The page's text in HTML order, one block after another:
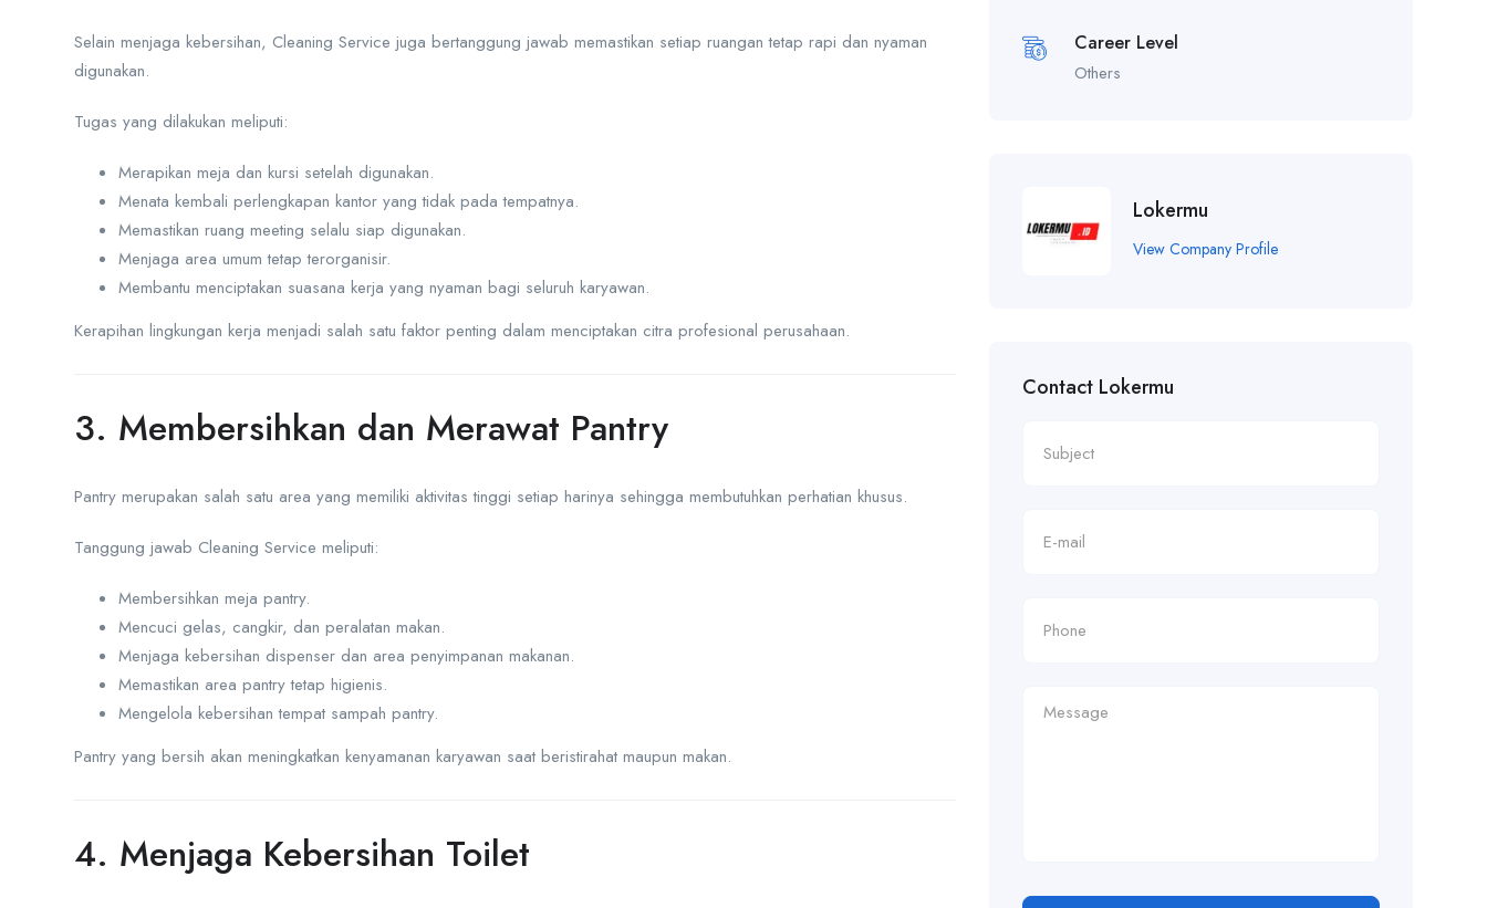
Selain menjaga kebersihan, Cleaning Service juga bertanggung jawab memastikan setiap ruangan tetap rapi dan nyaman
digunakan.
Tugas yang dilakukan meliputi:
Merapikan meja dan kursi setelah digunakan.
Menata kembali perlengkapan kantor yang tidak pada tempatnya.
Memastikan ruang meeting selalu siap digunakan.
Menjaga area umum tetap terorganisir.
Membantu menciptakan suasana kerja yang nyaman bagi seluruh karyawan.
Kerapihan lingkungan kerja menjadi salah satu faktor penting dalam menciptakan citra profesional perusahaan.
3. Membersihkan dan Merawat Pantry
Pantry merupakan salah satu area yang memiliki aktivitas tinggi setiap harinya sehingga membutuhkan perhatian khusus.
Tanggung jawab Cleaning Service meliputi:
Membersihkan meja pantry.
Mencuci gelas, cangkir, dan peralatan makan.
Menjaga kebersihan dispenser dan area penyimpanan makanan.
Memastikan area pantry tetap higienis.
Mengelola kebersihan tempat sampah pantry.
Pantry yang bersih akan meningkatkan kenyamanan karyawan saat beristirahat maupun makan.
4. Menjaga Kebersihan Toilet
Career Level
Others
Lokermu
View Company Profile
Contact Lokermu